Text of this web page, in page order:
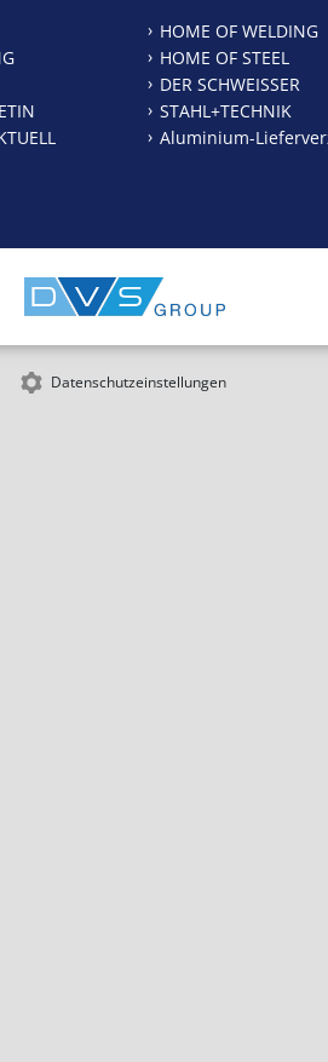
HOME OF WELDING
HOME OF STEEL
DER SCHWEISSER
STAHL+TECHNIK
Aluminium-
Datenschutzeinstellungen